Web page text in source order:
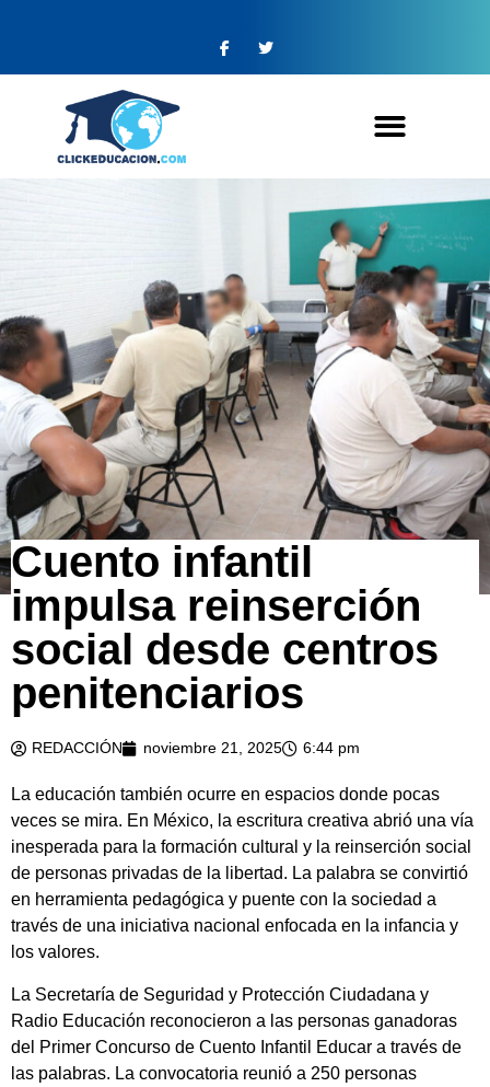
Cuento infantil
impulsa reinserción
social desde centros
penitenciarios
REDACCIÓN noviembre 21, 2025 6:44 pm
La educación también ocurre en espacios donde pocas
veces se mira. En México, la escritura creativa abrió una vía
inesperada para la formación cultural y la reinserción social
de personas privadas de la libertad. La palabra se convirtió
en herramienta pedagógica y puente con la sociedad a
través de una iniciativa nacional enfocada en la infancia y
los valores.
La Secretaría de Seguridad y Protección Ciudadana y
Radio Educación reconocieron a las personas ganadoras
del Primer Concurso de Cuento Infantil Educar a través de
las palabras. La convocatoria reunió a 250 personas